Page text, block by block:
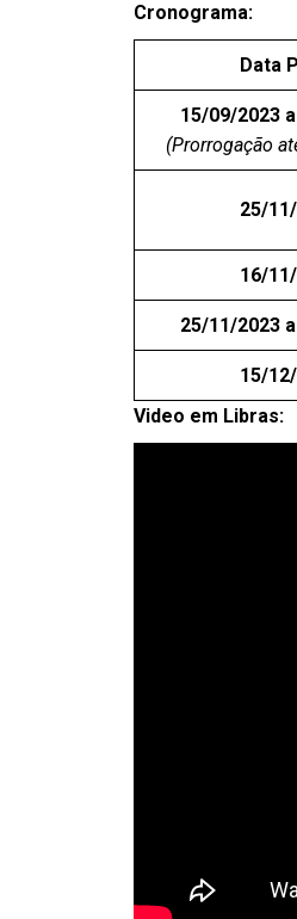
Cronograma:
Data
15/09/2023
(Prorrogação
25/
16/
25/11/2023
15/
Video em Libras: